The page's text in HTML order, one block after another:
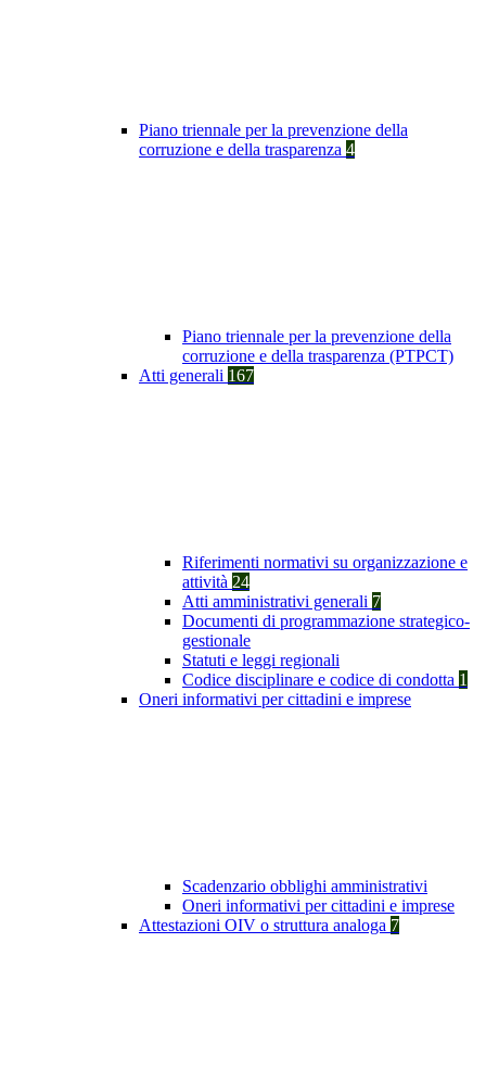
Piano triennale per la prevenzione della
corruzione e della trasparenza 4
Piano triennale per la prevenzione della
corruzione e della trasparenza (PTPCT)
Atti generali 167
Riferimenti normativi su organizzazione e
attività 24
Atti amministrativi generali 7
Documenti di programmazione strategico-
gestionale
Statuti e leggi regionali
Codice disciplinare e codice di condotta 1
Oneri informativi per cittadini e imprese
Scadenzario obblighi amministrativi
Oneri informativi per cittadini e imprese
Attestazioni OIV o struttura analoga 7